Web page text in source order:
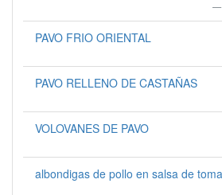
PAVO FRIO ORIENTAL
PAVO RELLENO DE CASTAÑAS
VOLOVANES DE PAVO
albondigas de pollo en salsa de